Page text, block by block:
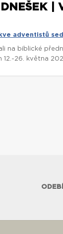
|
adventistů
na biblické
12.-26. května